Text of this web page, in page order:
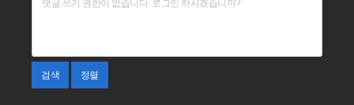
검색 정렬